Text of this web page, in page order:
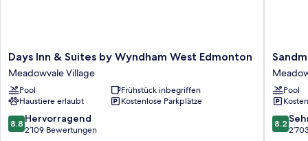
Days
Inn
&
Suites
by
Wyndham
West
Days Inn & Suites by Wyndham West Edmonton
Meadowvale Village
Pool
Frühstück inbegriffen
Haustiere erlaubt
Kostenlose Parkplätze
8.8
von
8.8 Hervorragend
2’109 Bewertungen
Hotel
West
Village
Pool
8.2
von
8.2